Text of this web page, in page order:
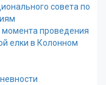
совета по
момента проведения
елки в Колонном